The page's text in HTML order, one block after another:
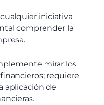
iniciativa
comprender la
mirar los
requiere
aplicación de